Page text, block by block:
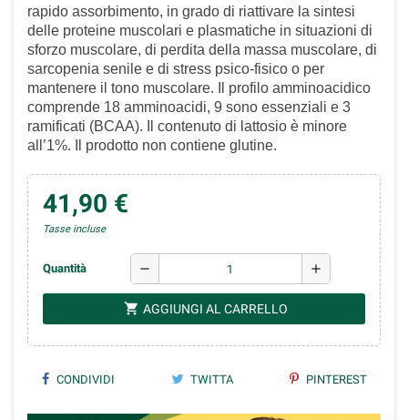
rapido assorbimento, in grado di riattivare la sintesi
delle proteine muscolari e plasmatiche in situazioni di
sforzo muscolare, di perdita della massa muscolare, di
sarcopenia senile e di stress psico-fisico o per
mantenere il tono muscolare. Il profilo amminoacidico
comprende 18 amminoacidi, 9 sono essenziali e 3
ramificati (BCAA). Il contenuto di lattosio è minore
all’1%. Il prodotto non contiene glutine.
41,90 €
Tasse incluse
Quantità remove add
shopping_cart AGGIUNGI AL CARRELLO
CONDIVIDI TWITTA PINTEREST